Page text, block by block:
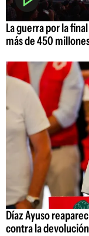
La guerra por la
más de 450
Díaz Ayuso
contra la